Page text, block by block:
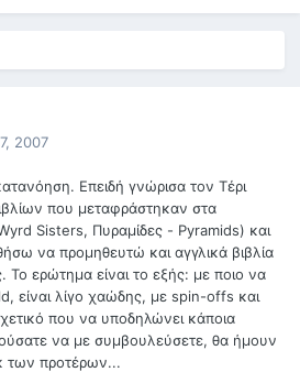
2007
Επειδή γνώρισα τον Τέρι
που μεταφράστηκαν στα
Sisters, Πυραμίδες - Pyramids) και
να προμηθευτώ και αγγλικά βιβλία
Το ερώτημα είναι το εξής: με ποιο να
είναι λίγο χαώδης, με spin-offs και
που να υποδηλώνει κάποια
να με συμβουλεύσετε, θα ήμουν
των προτέρων...